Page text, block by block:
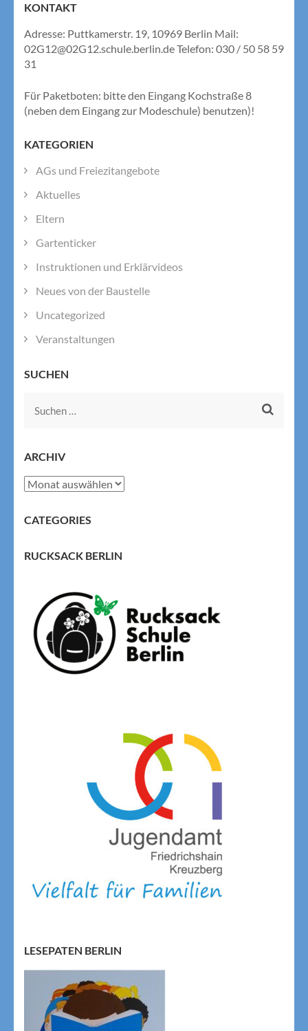
KONTAKT
Adresse: Puttkamerstr. 19, 10969 Berlin Mail:
02G12@02G12.schule.berlin.de Telefon: 030 / 50 58 59
31
Für Paketboten: bitte den Eingang Kochstraße 8
(neben dem Eingang zur Modeschule) benutzen)!
KATEGORIEN
AGs und Freiezitangebote
Aktuelles
Eltern
Gartenticker
Instruktionen und Erklärvideos
Neues von der Baustelle
Uncategorized
Veranstaltungen
SUCHEN
Suchen
ARCHIV
Archiv
CATEGORIES
RUCKSACK BERLIN
LESEPATEN BERLIN